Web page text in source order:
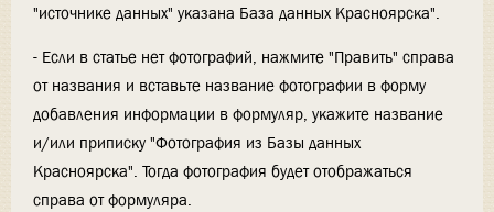
"источнике данных" указана База данных Красноярска".
- Если в статье нет фотографий, нажмите "Править" справа
от названия и вставьте название фотографии в форму
добавления информации в формуляр, укажите название
и/или приписку "Фотография из Базы данных
Красноярска". Тогда фотография будет отображаться
справа от формуляра.